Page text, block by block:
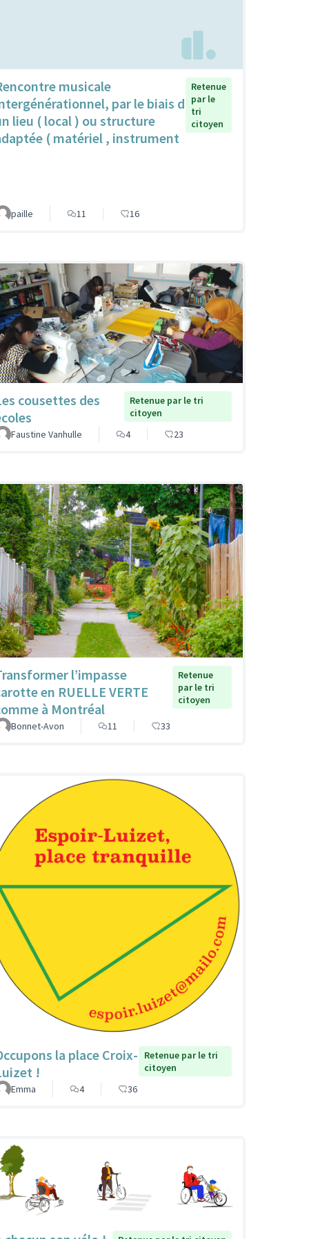
musicale
par le biais d
lieu ( local ) ou structure
( matériel , instrument
Retenue
par le
tri
citoyen
paille 11 16
cousettes des
Retenue par le tri
citoyen
Faustine Vanhulle
4 23
l’impasse
en RUELLE VERTE
à Montréal
Retenue
par le tri
citoyen
Bonnet-Avon 11 33
la place Croix-
!
Retenue par le tri
citoyen
Emma
4 36